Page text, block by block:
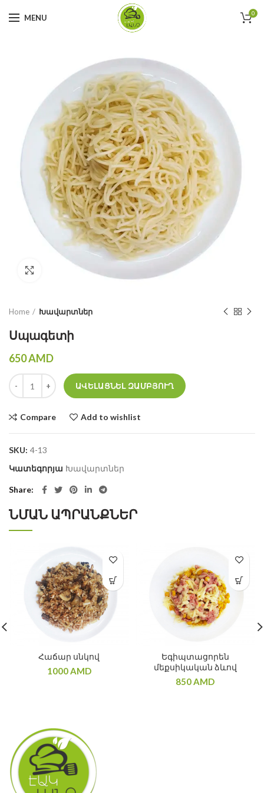
MENU 0
Click to enlarge
Home Խավարտներ
Սպագետի
650AMD
Սպագետի quantity
ԱՎԵԼԱՑՆԵԼ ԶԱՄԲՅՈՒՂ
Compare Add to wishlist
SKU: 4-13
Կատեգորյա Խավարտներ
Share
ՆՄԱՆ ԱՊՐԱՆՔՆԵՐ
Հաճար սնկով
1000AMD
Եգիպտացորեն
մեքսիկական ձևով
850AMD